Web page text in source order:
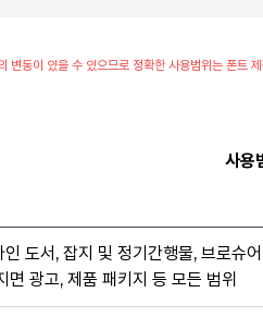
변동이 있을 수 있으므로 정확한 사용범위는 폰트
사용
인 도서, 잡지 및 정기간행물, 브로슈
면 광고, 제품 패키지 등 모든 범위